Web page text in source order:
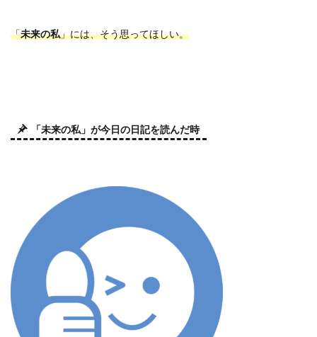
「未来の私」には、そう思ってほしい。
「未来の私」が今日の日記を読んだ時